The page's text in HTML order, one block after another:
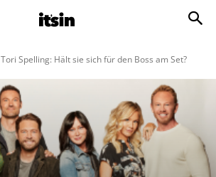
Tori Spelling: Hält sie sich für den Boss am Set?